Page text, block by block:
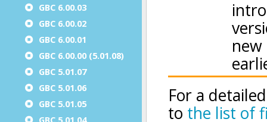
GBC 6.00.03
GBC 6.00.02
GBC 6.00.01
GBC 6.00.00 (5.01.08)
GBC 5.01.07
GBC 5.01.06
GBC 5.01.05
GBC 5.01.04